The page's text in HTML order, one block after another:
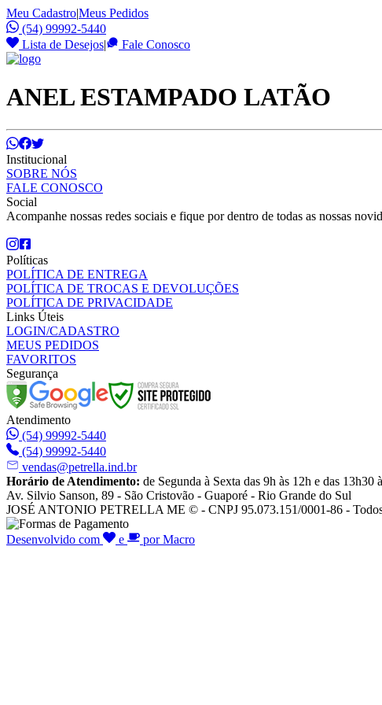
Meu Cadastro|Meus Pedidos
(54) 99992-5440
Lista de Desejos| Fale Conosco
ANEL ESTAMPADO LATÃO
Institucional
SOBRE NÓS
FALE CONOSCO
Social
Acompanhe nossas redes sociais e fique por dentro de todas as nossas
Políticas
POLÍTICA DE ENTREGA
POLÍTICA DE TROCAS E DEVOLUÇÕES
POLÍTICA DE PRIVACIDADE
Links Úteis
LOGIN/CADASTRO
MEUS PEDIDOS
FAVORITOS
Segurança
Atendimento
(54) 99992-5440
(54) 99992-5440
vendas@petrella.ind.br
Horário de Atendimento: de Segunda à Sexta das 9h às 12h e das 13h30
Av. Silvio Sanson, 89 - São Cristovão - Guaporé - Rio Grande do Sul
JOSÉ ANTONIO PETRELLA ME © - CNPJ 95.073.151/0001-86 -
Desenvolvido com e por Macro